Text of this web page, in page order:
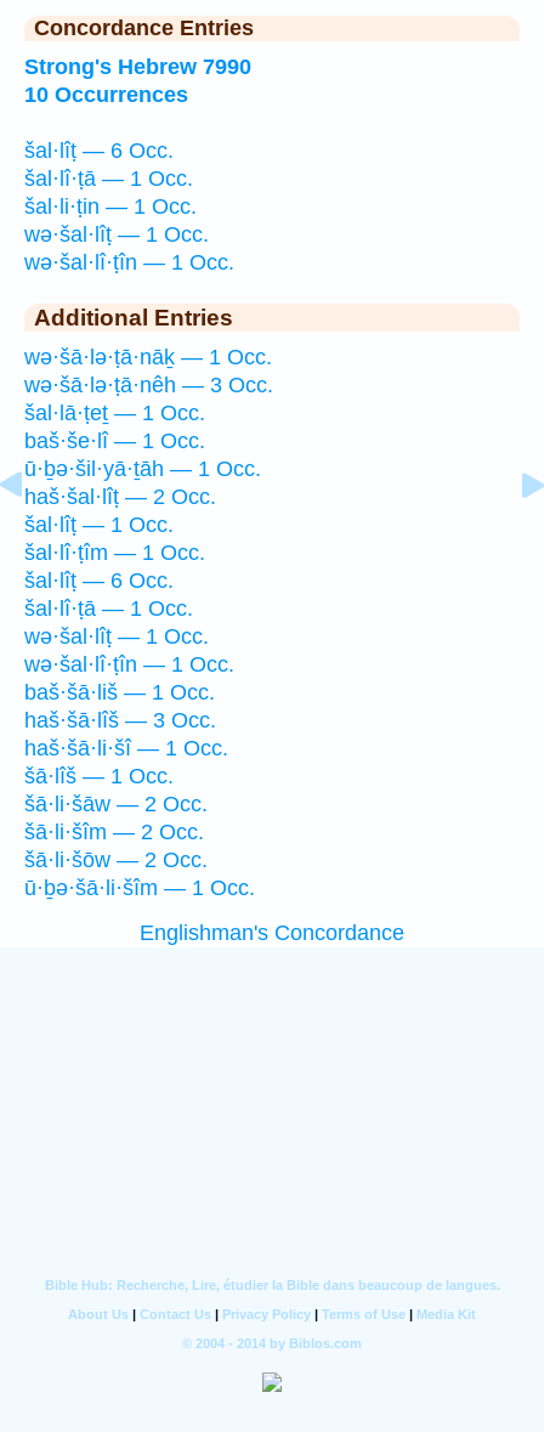
Concordance Entries
Strong's Hebrew 7990
10 Occurrences
šal·lîṭ — 6 Occ.
šal·lî·ṭā — 1 Occ.
šal·li·ṭin — 1 Occ.
wə·šal·lîṭ — 1 Occ.
wə·šal·lî·ṭîn — 1 Occ.
Additional Entries
wə·šā·lə·ṭā·nāḵ — 1 Occ.
wə·šā·lə·ṭā·nêh — 3 Occ.
šal·lā·ṭeṯ — 1 Occ.
baš·še·lî — 1 Occ.
ū·ḇə·šil·yā·ṯāh — 1 Occ.
haš·šal·lîṭ — 2 Occ.
šal·lîṭ — 1 Occ.
šal·lî·ṭîm — 1 Occ.
šal·lîṭ — 6 Occ.
šal·lî·ṭā — 1 Occ.
wə·šal·lîṭ — 1 Occ.
wə·šal·lî·ṭîn — 1 Occ.
baš·šā·liš — 1 Occ.
haš·šā·lîš — 3 Occ.
haš·šā·li·šî — 1 Occ.
šā·lîš — 1 Occ.
šā·li·šāw — 2 Occ.
šā·li·šîm — 2 Occ.
šā·li·šōw — 2 Occ.
ū·ḇə·šā·li·šîm — 1 Occ.
Englishman's Concordance